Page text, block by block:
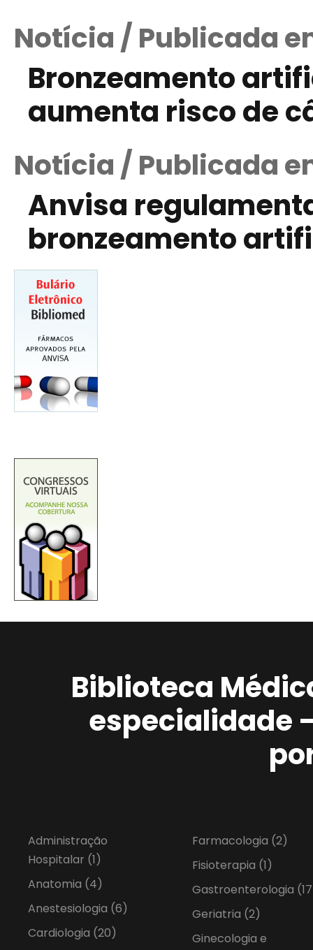
Notícia / Publicada
Bronzeamento
aumenta risco de
Notícia / Publicada
Anvisa
bronzeamento
Biblioteca
especialidade
Administração
Hospitalar (1)
Anatomia (4)
Anestesiologia (6)
Cardiologia (20)
Farmacologia (2)
Fisioterapia (1)
Gastroenterologia
Geriatria (2)
Ginecologia e